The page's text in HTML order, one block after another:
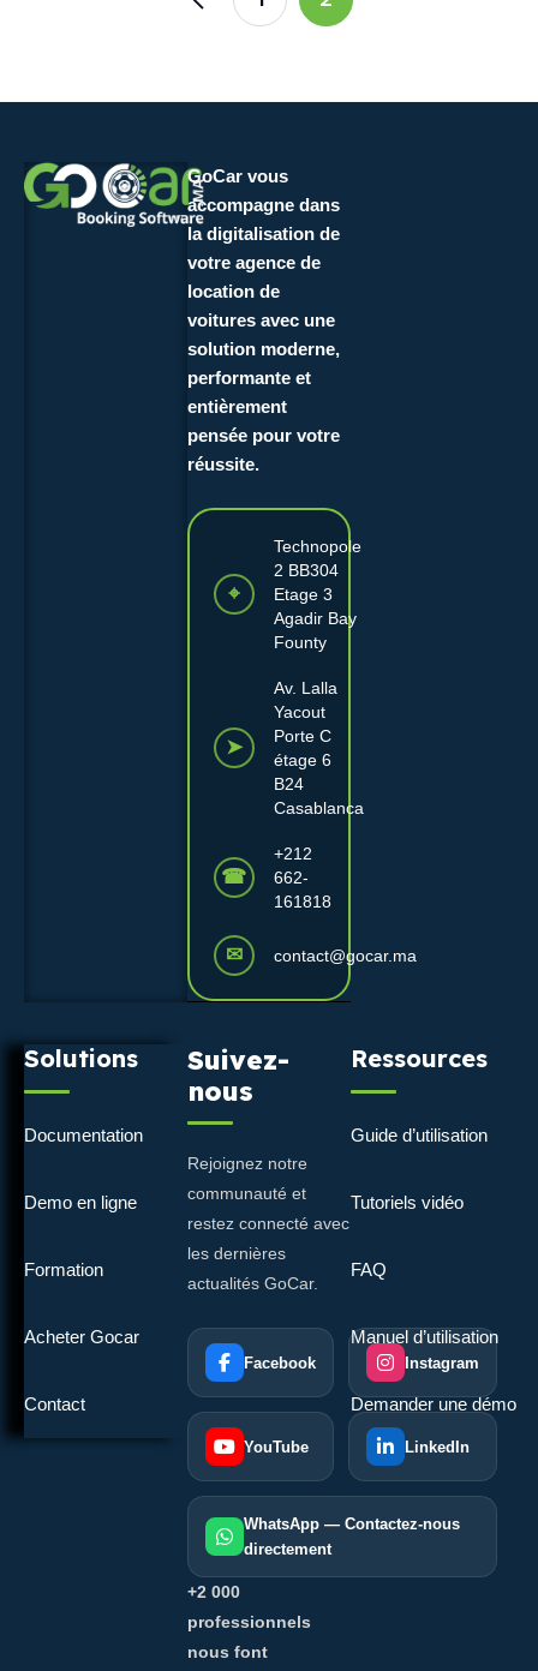
GoCar vous
accompagne dans
la digitalisation de
votre agence de
location de
voitures avec une
solution moderne,
performante et
entièrement
pensée pour votre
réussite.
⌖
Technopole
2 BB304
Etage 3
Agadir Bay
Founty
➤
Av. Lalla
Yacout
Porte C
étage 6
B24
Casablanca
☎
+212
662-
161818
✉ contact@gocar.ma
Solutions
Documentation
Demo en ligne
Formation
Acheter Gocar
Contact
Ressources
Guide d’utilisation
Tutoriels vidéo
FAQ
Manuel d’utilisation
Demander une démo
Suivez-
nous
Rejoignez notre
communauté et
restez connecté avec
les dernières
actualités GoCar.
Facebook Instagram
YouTube LinkedIn
WhatsApp — Contactez-nous
directement
+2 000
professionnels
nous font